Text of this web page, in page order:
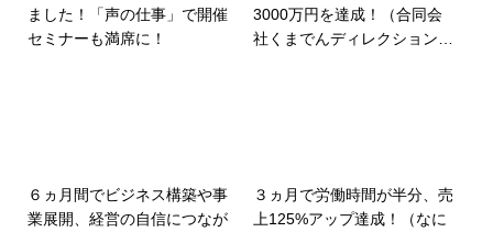
ました！「声の仕事」で開催
セミナーも満席に！
3000万円を達成！（合同会
社くまでんディレクション＆
６ヵ月間でビジネス構築や事
業展開、経営の自信につなが
３ヵ月で労働時間が半分、売
上125%アップ達成！（なに